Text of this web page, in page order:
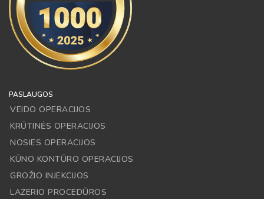
PASLAUGOS
VEIDO OPERACIJOS
KRŪTINĖS OPERACIJOS
NOSIES OPERACIJOS
KŪNO KONTŪRO OPERACIJOS
GROŽIO INJEKCIJOS
LAZERIO PROCEDŪROS